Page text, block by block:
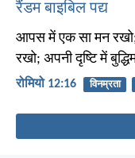
रैंडम बाइबिल पद्य
आपस में एक सा मन रखो;
रखो; अपनी दृष्टि में
रोमियो 12:16 विनम्रता